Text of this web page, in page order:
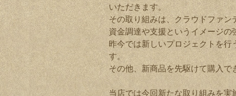
いただきます。
その取り組みは、クラウドファン
資金調達や支援というイメージ
昨今では新しいプロジェクトを行
す。
その他、新商品を先駆けて購入
当店では今回新たな取り組みを実